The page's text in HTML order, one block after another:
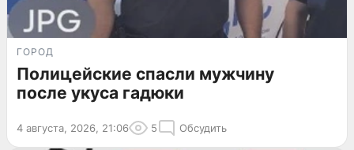
ГОРОД
Полицейские спасли мужчину
после укуса гадюки
4 августа, 2026, 21:06 5 Обсудить